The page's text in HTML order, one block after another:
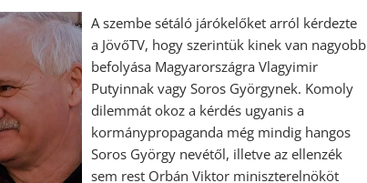
A szembe sétáló járókelőket arról kérdezte
a JövőTV, hogy szerintük kinek van nagyobb
befolyása Magyarországra Vlagyimir
Putyinnak vagy Soros Györgynek. Komoly
dilemmát okoz a kérdés ugyanis a
kormánypropaganda még mindig hangos
Soros György nevétől, illetve az ellenzék
sem rest Orbán Viktor miniszterelnököt